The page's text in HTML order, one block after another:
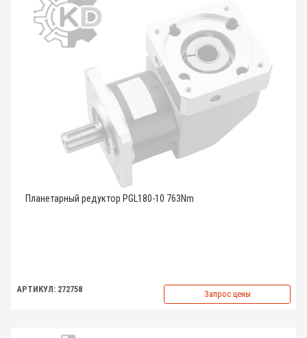
Планетарный редуктор PGL180-10 763Nm
АРТИКУЛ: 272758 Запрос цены